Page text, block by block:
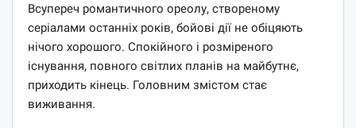
Всупереч романтичного ореолу, створеному
серіалами останніх років, бойові дії не обіцяють
нічого хорошого. Спокійного і розміреного
існування, повного світлих планів на майбутнє,
приходить кінець. Головним змістом стає
виживання.